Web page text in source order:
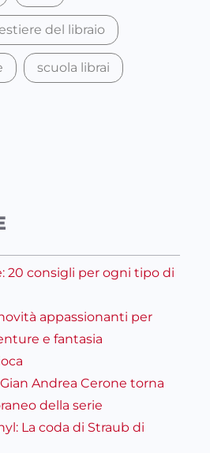
del libraio
scuola librai
20 consigli per ogni tipo di
appassionanti per
e fantasia
Andrea Cerone torna
della serie
La coda di Straub di